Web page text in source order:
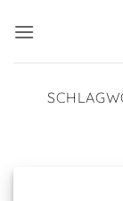
Inhalt